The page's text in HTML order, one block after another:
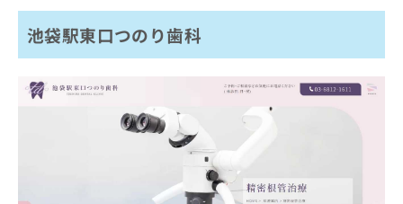
池袋駅東口つのり歯科